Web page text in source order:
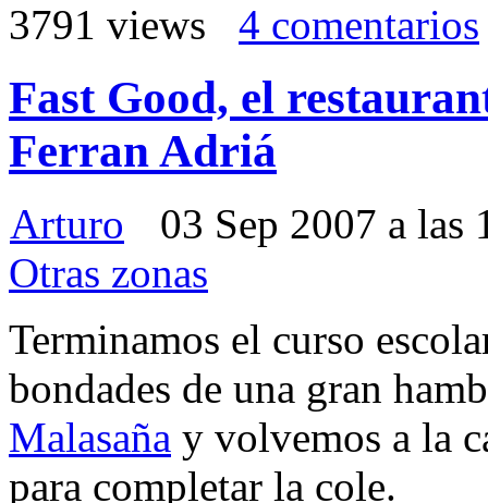
3791 views
4 comentarios
Fast Good, el
Ferran Adriá
Arturo
03 Sep 2007 a
Otras zonas
Terminamos el curso
bondades de una gran
Malasaña y volvemos a la
para completar la cole.